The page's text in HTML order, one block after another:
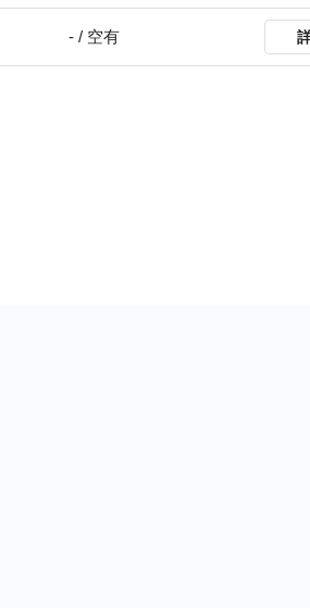
- / 空有